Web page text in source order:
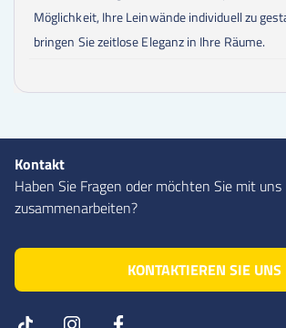
Möglichkeit, Ihre Leinwände individuell zu
bringen Sie zeitlose Eleganz in Ihre Räume.
Kontakt
Haben Sie Fragen oder möchten Sie mit uns
zusammenarbeiten?
KONTAKTIEREN SIE UNS